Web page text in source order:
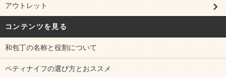
アウトレット
コンテンツを見る
和包丁の名称と役割について
ペティナイフの選び方とおススメ